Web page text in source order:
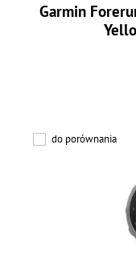
Garmin
do porównania